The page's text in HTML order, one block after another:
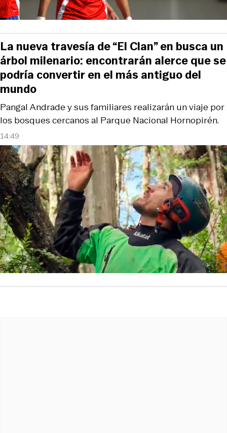
14:49
Pangal Andrade y sus familiares realizarán un viaje por
los bosques cercanos al Parque Nacional Hornopirén.
La nueva travesía de “El Clan” en busca un
árbol milenario: encontrarán alerce que se
podría convertir en el más antiguo del
mundo